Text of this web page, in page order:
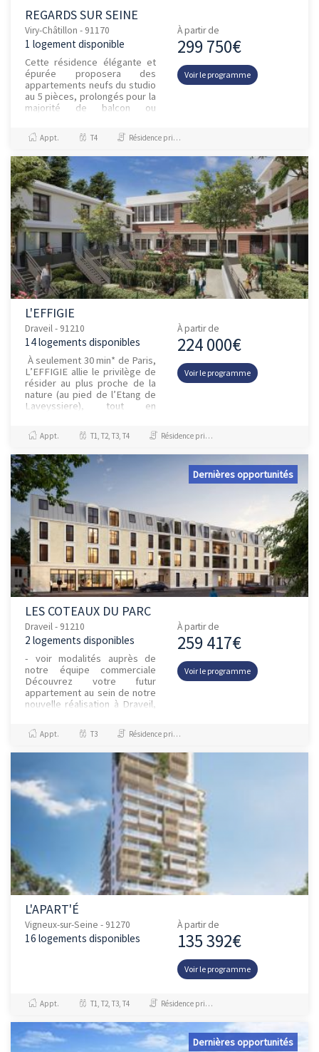
REGARDS SUR SEINE
Viry-Châtillon - 91170
1 logement disponible
Cette résidence élégante et
épurée proposera des
appartements neufs du studio
au 5 pièces, prolongés pour la
majorité de balcon ou
certains privilégiés profite...
À partir de
299 750€
Voir le programme
Appt. T4 Résidence principale / PTZ, Investissement et Défiscalisation
L'EFFIGIE
Draveil - 91210
14 logements disponibles
À seulement 30 min* de Paris,
L’EFFIGIE allie le privilège de
résider au plus proche de la
nature (au pied de l’Etang de
Laveyssiere), tout en
essentielles a...
À partir de
224 000€
Voir le programme
Appt. T1, T2, T3, T4 Résidence principale / PTZ
Dernières opportunités
LES COTEAUX DU PARC
Draveil - 91210
2 logements disponibles
- voir modalités auprès de
notre équipe commerciale
Découvrez votre futur
appartement au sein de notre
nouvelle réalisation à Draveil,
appartements du studio...
À partir de
259 417€
Voir le programme
Appt. T3 Résidence principale / PTZ, Investissement et Défiscalisation
L'APART'É
Vigneux-sur-Seine - 91270
16 logements disponibles
À partir de
135 392€
Voir le programme
Appt. T1, T2, T3, T4 Résidence principale / PTZ, Investissement et Défiscalisation
Dernières opportunités